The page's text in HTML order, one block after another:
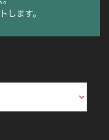
します。